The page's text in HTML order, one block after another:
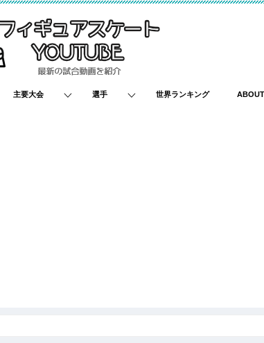
主要大会 選手 世界ランキング